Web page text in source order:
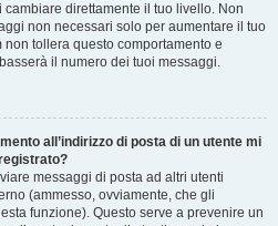
direttamente il tuo livello. Non
non necessari solo per aumentare il tuo
tollera questo comportamento e
il numero dei tuoi messaggi.
all’indirizzo di posta di un utente mi
messaggi di posta ad altri utenti
(ammesso, ovviamente, che gli
funzione). Questo serve a prevenire un